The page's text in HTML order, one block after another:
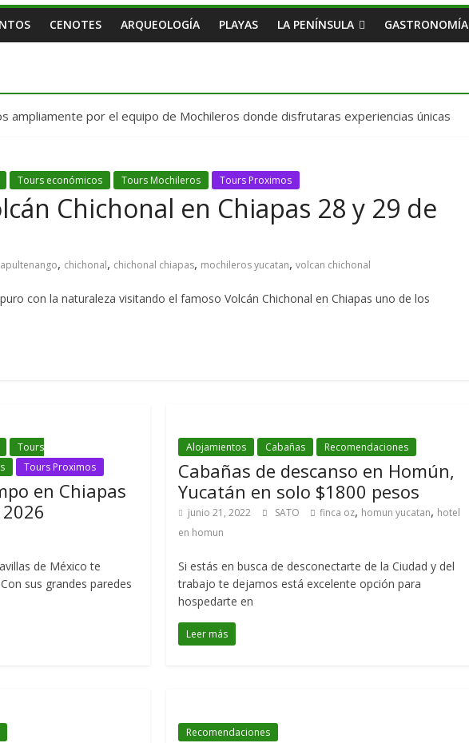
CENOTES ARQUEOLOGÍA PLAYAS LA PENÍNSULA GASTRONOMÍA
ampliamente por el equipo de Mochileros donde disfrutaras experiencias únicas
Tours económicos Tours Mochileros Tours Proximos
Chichonal en Chiapas 28 y 29 de
, chichonal, chichonal chiapas, mochileros yucatan, volcan chichonal
con la naturaleza visitando el famoso Volcán Chichonal en Chiapas uno de los
Tours
Tours Proximos
en Chiapas
de México te
sus grandes paredes
Alojamientos Cabañas Recomendaciones
Cabañas de descanso en Homún,
Yucatán en solo $1800 pesos
junio 21, 2022 SATO finca oz, homun yucatan, hotel
en homun
Si estás en busca de desconectarte de la Ciudad y del
trabajo te dejamos está excelente opción para
hospedarte en
Leer más
Recomendaciones